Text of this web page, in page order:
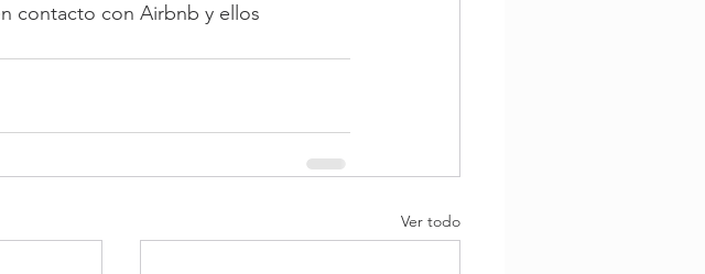
contacto con Airbnb y ellos
Ver todo